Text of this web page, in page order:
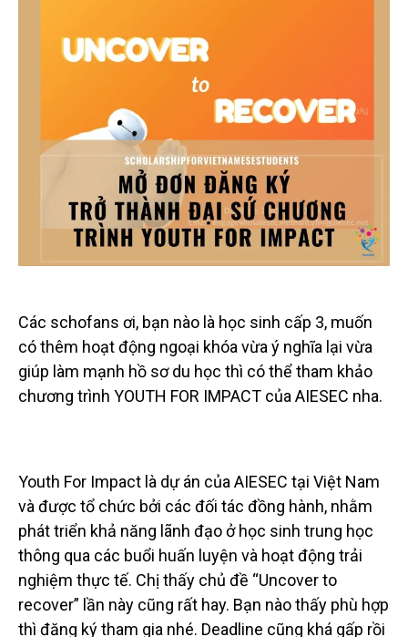
Các schofans ơi, bạn nào là học sinh cấp 3, muốn
có thêm hoạt động ngoại khóa vừa ý nghĩa lại vừa
giúp làm mạnh hồ sơ du học thì có thể tham khảo
chương trình YOUTH FOR IMPACT của AIESEC nha.
Youth For Impact là dự án của AIESEC tại Việt Nam
và được tổ chức bởi các đối tác đồng hành, nhằm
phát triển khả năng lãnh đạo ở học sinh trung học
thông qua các buổi huấn luyện và hoạt động trải
nghiệm thực tế. Chị thấy chủ đề “Uncover to
recover” lần này cũng rất hay. Bạn nào thấy phù hợp
thì đăng ký tham gia nhé. Deadline cũng khá gấp rồi